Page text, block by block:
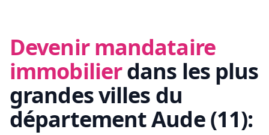
Devenir mandataire
immobilierdans les plus
grandes villes du
départementAude(11):